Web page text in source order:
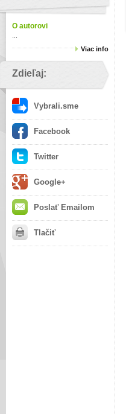
O autorovi
Viac info
Zdieľaj:
Vybrali.sme
Facebook
Twitter
Google+
Poslať Emailom
Tlačiť